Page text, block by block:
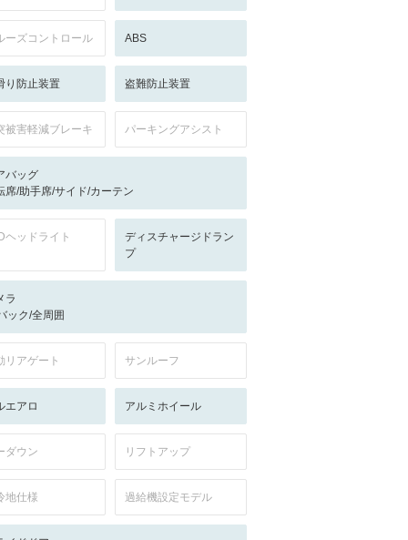
ーズコントロール ABS
り防止装置 盗難防止装置
被害軽減ブレーキ パーキングアシスト
バッグ
席/助手席/サイド/カーテン
ヘッドライト
ディスチャージドラン
プ
ラ
ック/全周囲
リアゲート サンルーフ
エアロ アルミホイール
ダウン リフトアップ
地仕様 過給機設定モデル